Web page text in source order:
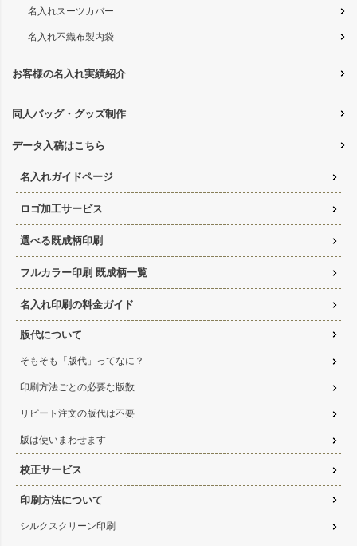
名入れスーツカバー
名入れ不織布製内袋
お客様の名入れ実績紹介
同人バッグ・グッズ制作
データ入稿はこちら
名入れガイドページ
ロゴ加工サービス
選べる既成柄印刷
フルカラー印刷 既成柄一覧
名入れ印刷の料金ガイド
版代について
そもそも「版代」ってなに？
印刷方法ごとの必要な版数
リピート注文の版代は不要
版は使いまわせます
校正サービス
印刷方法について
シルクスクリーン印刷